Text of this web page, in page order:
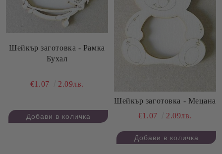
Шейкър заготовка - Рамка
Бухал
€1.07
2.09лв.
Шейкър заготовка - Мецана
€1.07
2.09лв.